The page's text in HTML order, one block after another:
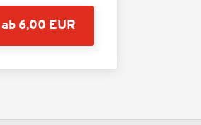
6,00 EUR